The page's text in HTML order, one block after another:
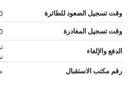
وقت تسجيل الصعود للطائرة
وقت تسجيل المغادرة
الدفع والإلغاء
رقم مكتب الاستقبال +66 856 146 603